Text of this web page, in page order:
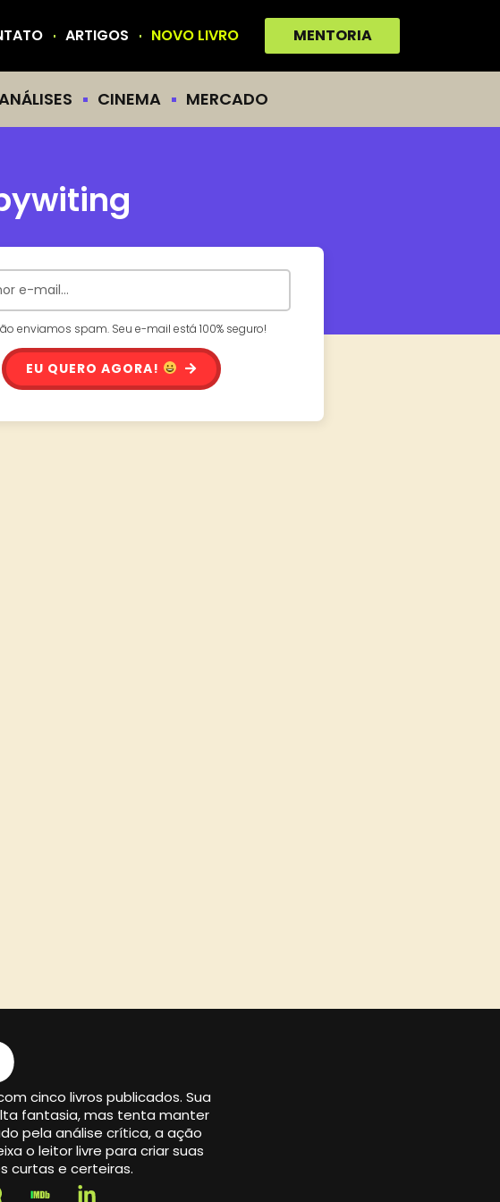
ARTIGOS NOVO LIVRO MENTORIA
CINEMA MERCADO
enviamos spam. Seu e-mail está 100% seguro!
EU QUERO AGORA!
cinco livros publicados. Sua
fantasia, mas tenta manter
pela análise crítica, a ação
o leitor livre para criar suas
curtas e certeiras.